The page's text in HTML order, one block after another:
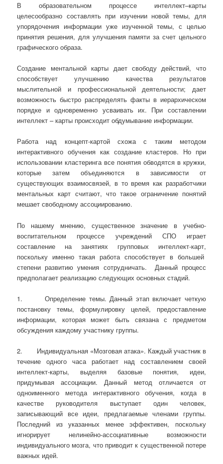
В образовательном процессе интеллект–карты
целесообразно составлять при изучении новой темы, для
упорядочения информации уже изученной темы, с целью
принятия решения, для улучшения памяти за счет цельного
графического образа.
Создание ментальной карты дает свободу действий, что
способствует улучшению качества результатов
мыслительной и профессиональной деятельности; дает
возможность быстро распределять факты в иерархическом
порядке и одновременно усваивать их. При составлении
интеллект – карты происходит обдумывание информации.
Работа над концепт-картой схожа с таким методом
интерактивного обучения как создание кластеров. Но при
использовании кластеринга все понятия обводятся в кружки,
которые затем объединяются в зависимости от
существующих взаимосвязей, в то время как разработчики
ментальных карт считают, что такое ограничение понятий
мешает свободному ассоциированию.
По нашему мнению, существенное значение в учебно-
воспитательном процессе учреждений СПО играет
составление на занятиях групповых интеллект-карт,
поскольку именно такая работа способствует в большей
степени развитию умения сотрудничать. Данный процесс
предполагает реализацию следующих основных стадий.
1. Определение темы. Данный этап включает четкую
постановку темы, формулировку целей, предоставление
информации, которая может быть связана с предметом
обсуждения каждому участнику группы.
2. Индивидуальная «Мозговая атака». Каждый участник в
течение одного часа работает над составлением своей
интеллект-карты, выделяя базовые понятия, идеи,
придумывая ассоциации. Данный метод отличается от
одноименного метода интерактивного обучения, когда в
качестве руководителя выступает один человек,
записывающий все идеи, предлагаемые членами группы.
Последний из указанных менее эффективен, поскольку
игнорирует нелинейно-ассоциативные возможности
индивидуального мозга, что приводит к существенной потере
важных идей.